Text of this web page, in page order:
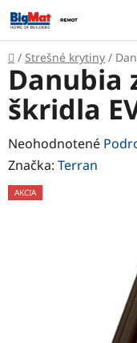
Prejsť
na
obsah
Domov
/ Strešné krytiny /
Danubia
škridla
Priemerné
hodnotenie
produktu
Neohodnotené
Značka: Terran
AKCIA